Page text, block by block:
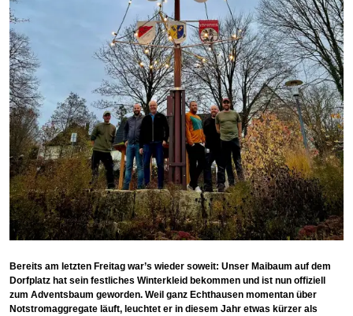
Bereits am letzten Freitag war’s wieder soweit: Unser Maibaum auf dem
Dorfplatz hat sein festliches Winterkleid bekommen und ist nun offiziell
zum Adventsbaum geworden. Weil ganz Echthausen momentan über
Notstromaggregate läuft, leuchtet er in diesem Jahr etwas kürzer als